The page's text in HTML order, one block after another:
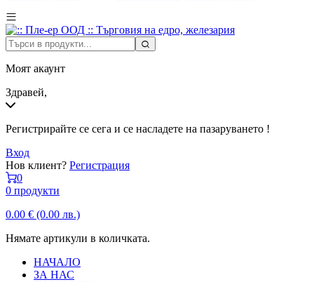
Моят акаунт
Здравей,
Регистрирайте се сега и се насладете на пазаруването !
Вход
Нов клиент? Регистрация
0
0 продукти
0.00 € (0.00 лв.)
Нямате артикули в количката.
НАЧАЛО
ЗА НАС